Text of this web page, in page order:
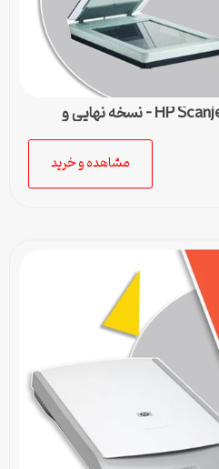
دانلود درایور اسکنر HP Scanjet 3800 – نسخه نهایی و
مشاهده و خرید